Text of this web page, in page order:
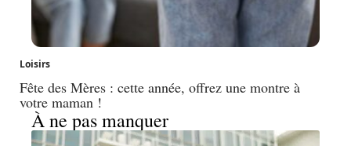
Loisirs
Fête des Mères : cette année, offrez une montre à
votre maman !
À ne pas manquer